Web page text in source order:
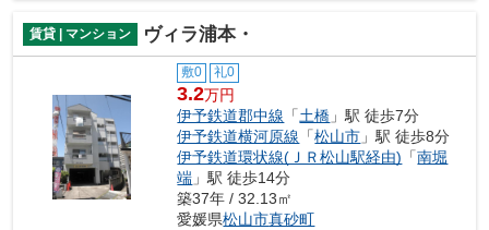
賃貸 | マンション ヴィラ浦本・
敷0 礼0
3.2万円
伊予鉄道郡中線 「土橋 」駅 徒歩7分
伊予鉄道横河原線 「松山市 」駅 徒歩8分
伊予鉄道環状線(ＪＲ松山駅経由) 「南堀
端 」駅 徒歩14分
築37年 / 32.13㎡
愛媛県松山市真砂町